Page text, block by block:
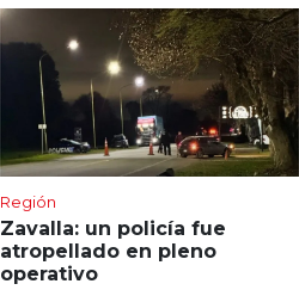
Región
Zavalla: un policía fue
atropellado en pleno
operativo